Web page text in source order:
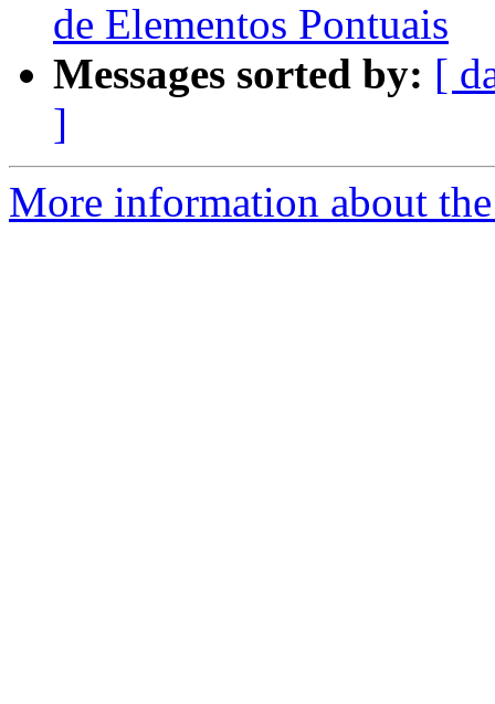
Messages sorted by: [
]
More information about